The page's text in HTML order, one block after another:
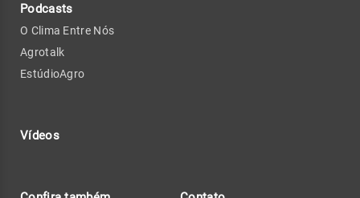
Podcasts
O Clima Entre Nós
Agrotalk
EstúdioAgro
Vídeos